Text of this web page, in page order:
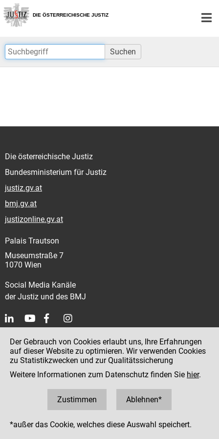
Zur
Hauptnavigation
[1]
Zum
Inhalt
[2]
DIE ÖSTERREICHISCHE JUSTIZ
Suchen
Die österreichische Justiz
Bundesministerium für Justiz
justiz.gv.at
bmj.gv.at
justizonline.gv.at
Palais Trautson
Museumstraße 7
1070 Wien
Social Media Kanäle
der Justiz und des BMJ
Impressum
Datenschutz
Barrierefreiheit
Hinweisgeber:innenplattform (für Mitarbeiter:innen)
Der Gebrauch von Cookies erlaubt uns, Ihre Erfahrungen
auf dieser Website zu optimieren. Wir verwenden Cookies
zu Statistikzwecken und zur Qualitätssicherung
Weitere Informationen zum Datenschutz finden Sie hier.
Zustimmen Ablehnen*
*außer das Cookie, welches diese Auswahl speichert.